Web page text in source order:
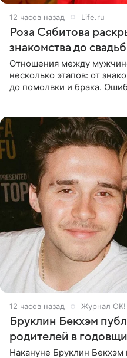
12 часов назад Life.ru
Роза Сябитова
знакомства до
Отношения между
несколько этапов: от
до помолвки и брака.
12 часов назад Журнал OK!
Бруклин Бекхэм
родителей в
Накануне Бруклин